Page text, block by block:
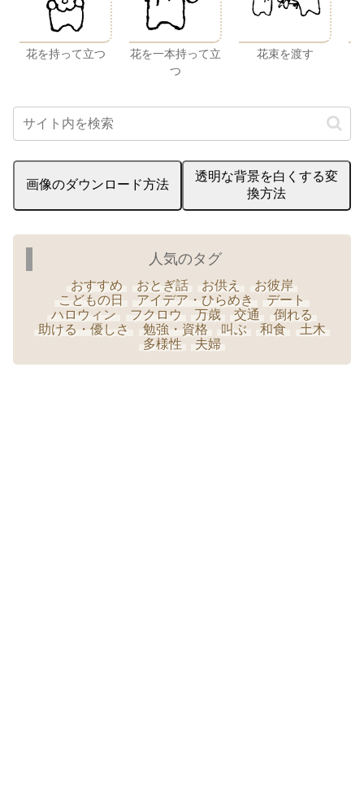
花を持って立つ
花を一本持って立
つ
花束を渡す
画像のダウンロード方法
透明な背景を白くする変
換方法
人気のタグ
おすすめ おとぎ話 お供え
お彼岸
こどもの日
アイデア・ひらめき
デート
ハロウィン
フクロウ 万歳 交通
倒れる
助ける・優しさ
勉強・資格 叫ぶ 和食
土木
多様性
夫婦